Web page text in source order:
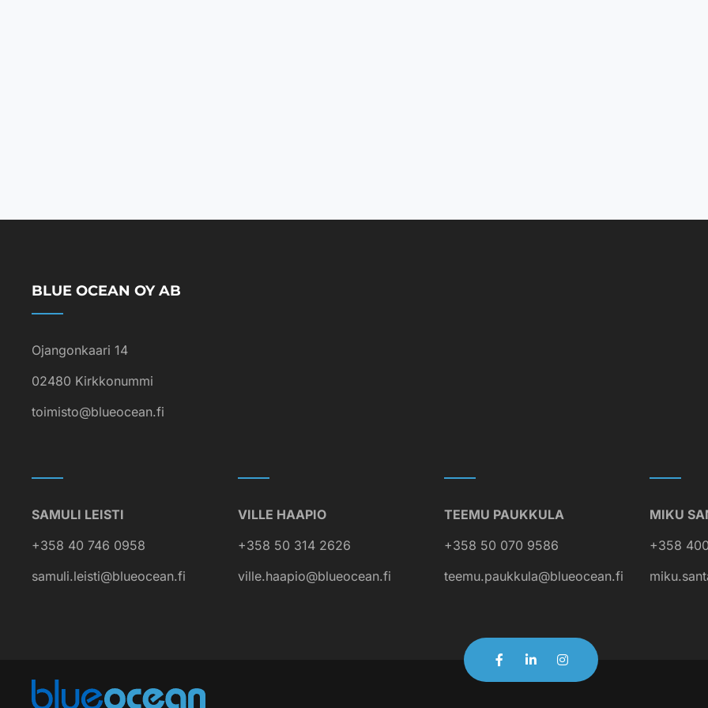
BLUE OCEAN OY AB
Ojangonkaari 14
02480 Kirkkonummi
toimisto@blueocean.fi
SAMULI LEISTI
+358 40 746 0958
samuli.leisti@blueocean.fi
VILLE HAAPIO
+358 50 314 2626
ville.haapio@blueocean.fi
TEEMU PAUKKULA
+358 50 070 9586
teemu.paukkula@blueocean.fi
MIKU
+358